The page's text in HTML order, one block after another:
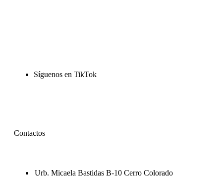
Síguenos en TikTok
Contactos
Urb. Micaela Bastidas B-10 Cerro Colorado